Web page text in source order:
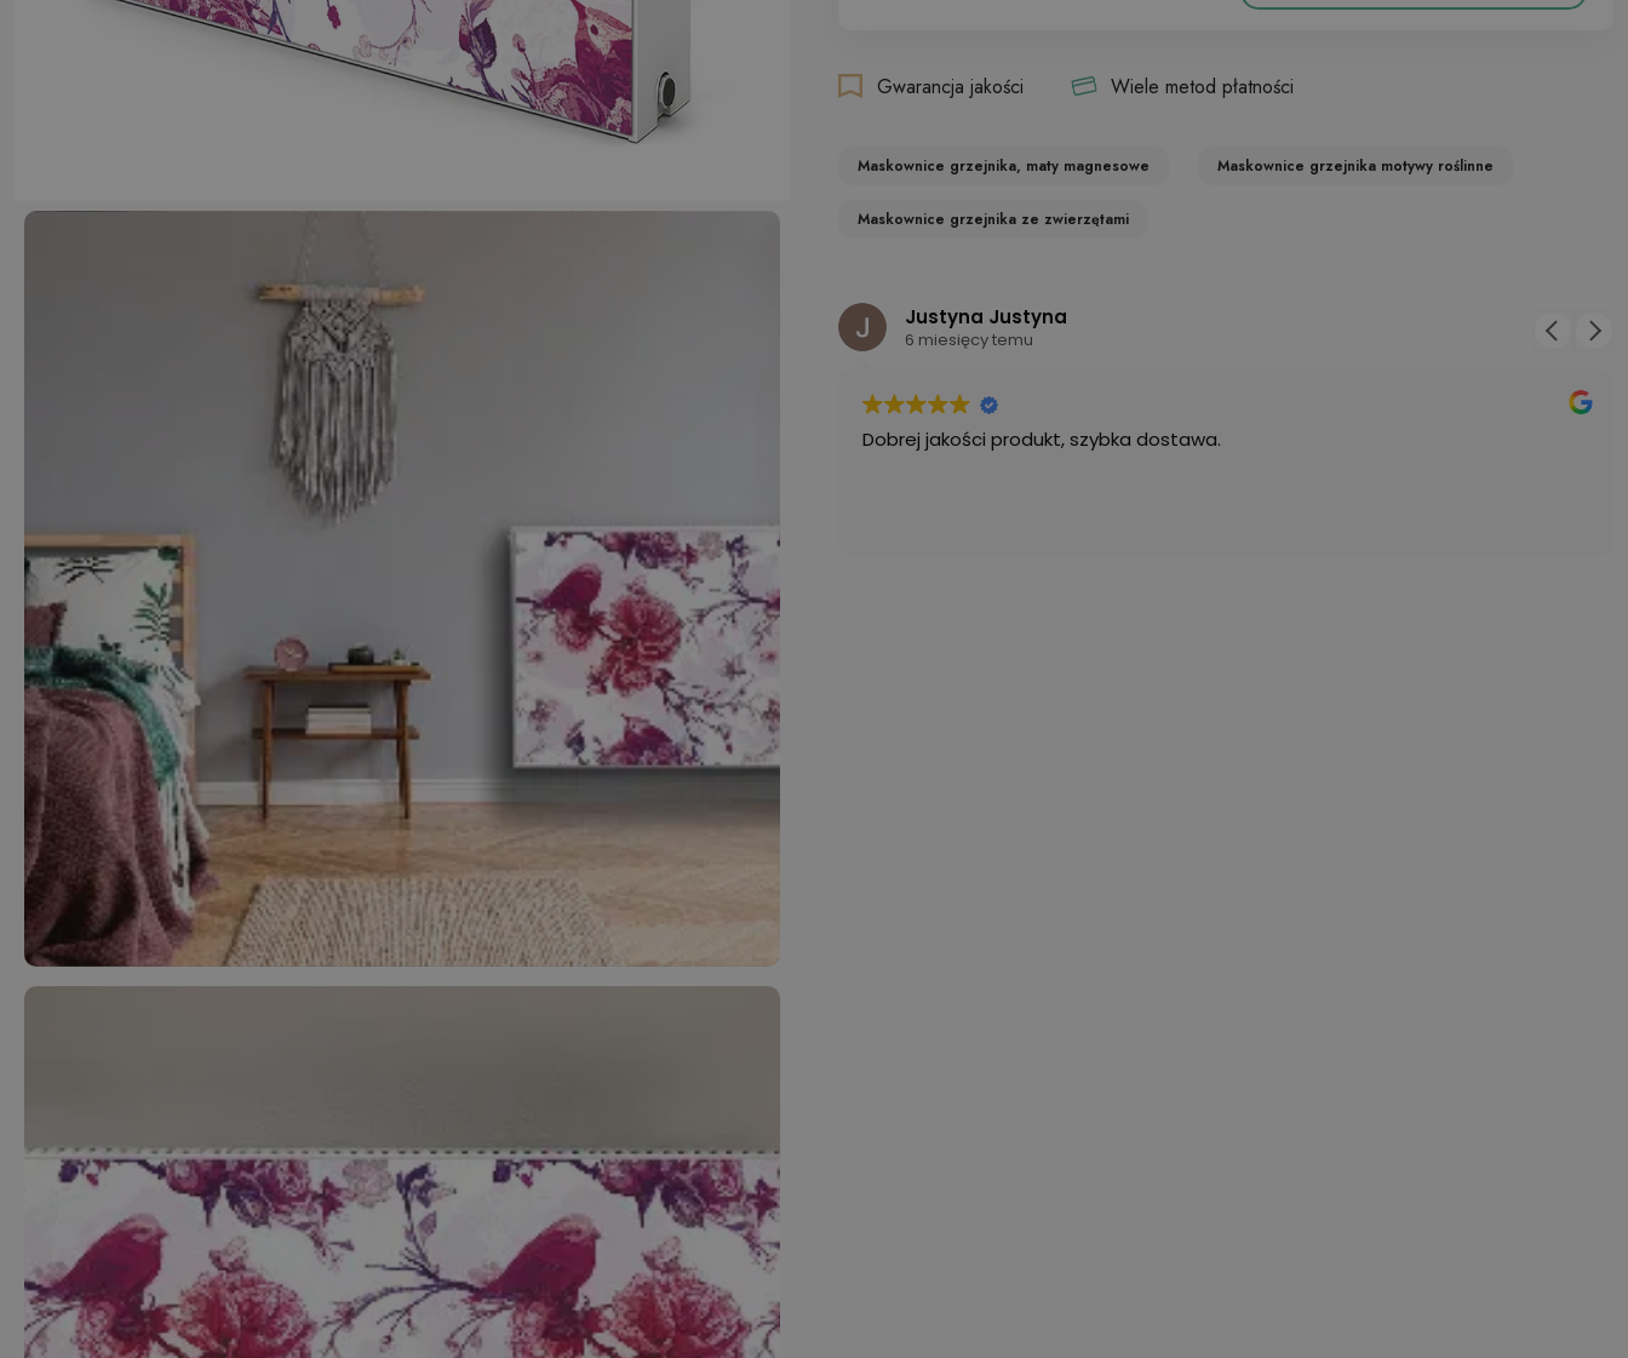
Gwarancja jakości Wiele metod płatności
Maskownice grzejnika, maty magnesowe Maskownice grzejnika motywy roślinne
Maskownice grzejnika ze zwierzętami
Ciekawe wzornictwo, jakość zgodna z oczekiwaniami. Dobrze się przykleja,
szybka dostawa. Wszystko na plus!
Justyna Justyna
6 miesięcy temu
Dobrej jakości produkt, szybka dostawa.